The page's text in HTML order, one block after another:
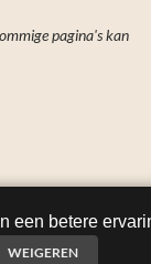
pagina's kan
een betere
WEIGEREN